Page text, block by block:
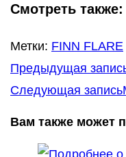
Смотреть также:
Метки: FINN FLARE
Еще
статьи
Предыдущая
Следующая запись
Вам также может